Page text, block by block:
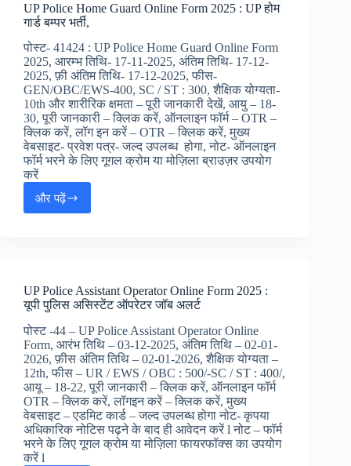
2025
:
यूपी
पुलिस
कंप्यूटर
ऑपरेटर
जॉब
अलर्ट
UP Police Home Guard Online Form 2025 : UP होम
गार्ड बम्पर भर्ती,
पोस्ट- 41424 : UP Police Home Guard Online Form
2025, आरम्भ तिथि- 17-11-2025, अंतिम तिथि- 17-12-
2025, फ़ी अंतिम तिथि- 17-12-2025, फीस-
GEN/OBC/EWS-400, SC / ST : 300, शैक्षिक योग्यता-
10th और शारीरिक क्षमता – पूरी जानकारी देखें, आयु – 18-
30, पूरी जानकारी – क्लिक करें, ऑनलाइन फॉर्म – OTR –
क्लिक करें, लॉग इन करें – OTR – क्लिक करें, मुख्य
वेबसाइट- प्रवेश पत्र- जल्द उपलब्ध होगा, नोट- ऑनलाइन
फॉर्म भरने के लिए गूगल क्रोम या मोज़िला ब्राउज़र उपयोग
करें
और पढ़ें
UP
2025
:
UP
होम
गार्ड
बम्पर
भर्ती,
UP Police Assistant Operator Online Form 2025 :
यूपी पुलिस असिस्टेंट ऑपरेटर जॉब अलर्ट
पोस्ट -44 – UP Police Assistant Operator Online
Form, आरंभ तिथि – 03-12-2025, अंतिम तिथि – 02-01-
2026, फ़ीस अंतिम तिथि – 02-01-2026, शैक्षिक योग्यता –
12th, फीस – UR / EWS / OBC : 500/-SC / ST : 400/,
आयू – 18-22, पूरी जानकारी – क्लिक करें, ऑनलाइन फॉर्म
OTR – क्लिक करें, लॉगइन करें – क्लिक करें, मुख्य
वेबसाइट – एडमिट कार्ड – जल्द उपलब्ध होगा नोट- कृपया
अधिकारिक नोटिस पढ़ने के बाद ही आवेदन करें l नोट – फॉर्म
भरने के लिए गूगल क्रोम या मोज़िला फायरफॉक्स का उपयोग
करें l